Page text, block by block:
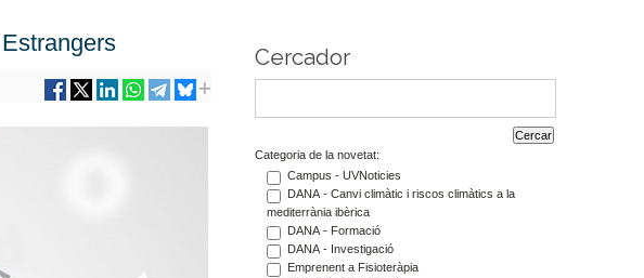
Cercador
Categoria de la novetat:
Campus - UVNoticies
DANA - Canvi climàtic i riscos climàtics a la
mediterrània ibèrica
DANA - Formació
DANA - Investigació
Emprenent a Fisioteràpia